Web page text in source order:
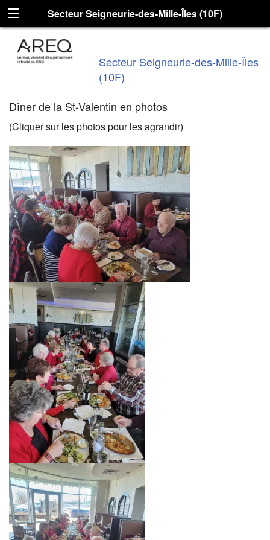
Secteur Seigneurie-des-Mille-Îles (10F)
Secteur Seigneurie-des-Mille-Îles
(10F)
Dîner de la St-Valentin en photos
(Cliquer sur les photos pour les agrandir)